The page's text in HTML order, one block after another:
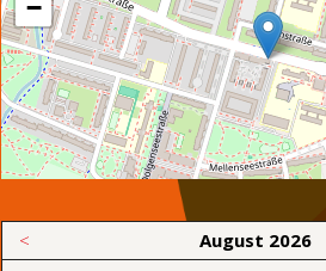
−
< August 2026